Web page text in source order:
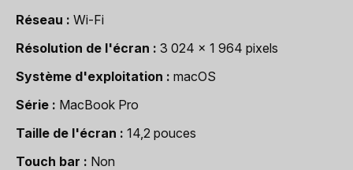
Réseau
Wi-Fi
Résolution de l'écran
3 024 x 1 964 pixels
Système d'exploitation
macOS
Série
MacBook Pro
Taille de l'écran
14,2 pouces
Touch bar
Non